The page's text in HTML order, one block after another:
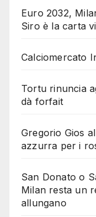
Euro 2032,
Siro è la carta
Calciomercato
Tortu rinuncia
dà forfait
Gregorio Gios
azzurra per i
San Donato o
Milan resta un
allungano